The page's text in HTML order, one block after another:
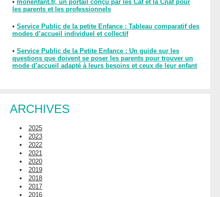
• monenfant.fr, un portail conçu par les Caf et la Cnaf pour
les parents et les professionnels
• Service Public de la petite Enfance : Tableau comparatif des
modes d’accueil individuel et collectif
• Service Public de la Petite Enfance : Un guide sur les
questions que doivent se poser les parents pour trouver un
mode d’accueil adapté à leurs besoins et ceux de leur enfant
ARCHIVES
2025
2023
2022
2021
2020
2019
2018
2017
2016